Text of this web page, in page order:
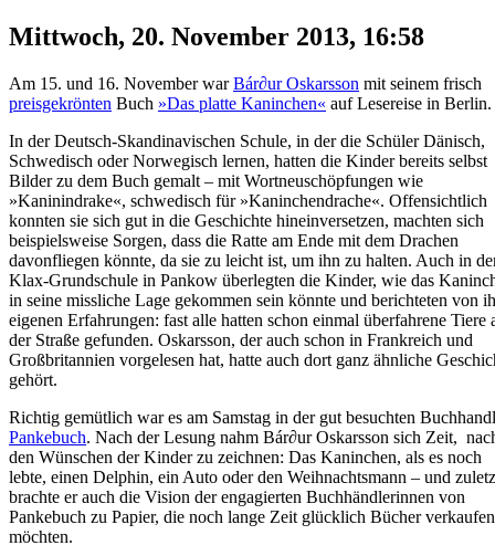
Mittwoch, 20. November 2013, 16:58
Am 15. und 16. November warBár∂ur Oskarsson mit seinem frisch
preisgekrönten Buch »Das platte Kaninchen« auf Lesereise in Berlin.
In der Deutsch-Skandinavischen Schule, in der die Schüler Dänisch,
Schwedisch oder Norwegisch lernen, hatten die Kinder bereits selbst
Bilder zu dem Buch gemalt – mit Wortneuschöpfungen wie
»Kaninindrake«, schwedisch für »Kaninchendrache«. Offensichtlich
konnten sie sich gut in die Geschichte hineinversetzen, machten sich
beispielsweise Sorgen, dass die Ratte am Ende mit dem Drachen
davonfliegen könnte, da sie zu leicht ist, um ihn zu halten. Auch in
Klax-Grundschule in Pankow überlegten die Kinder, wie das
in seine missliche Lage gekommen sein könnte und berichteten von
eigenen Erfahrungen: fast alle hatten schon einmal überfahrene Tiere
der Straße gefunden. Oskarsson, der auch schon in Frankreich und
Großbritannien vorgelesen hat, hatte auch dort ganz ähnliche
gehört.
Richtig gemütlich war es am Samstag in der gut besuchten
Pankebuch. Nach der Lesung nahm Bár∂ur Oskarsson sich Zeit,
den Wünschen der Kinder zu zeichnen: Das Kaninchen, als es noch
lebte, einen Delphin, ein Auto oder den Weihnachtsmann – und
brachte er auch die Vision der engagierten Buchhändlerinnen von
Pankebuch zu Papier, die noch lange Zeit glücklich Bücher verkaufen
möchten.